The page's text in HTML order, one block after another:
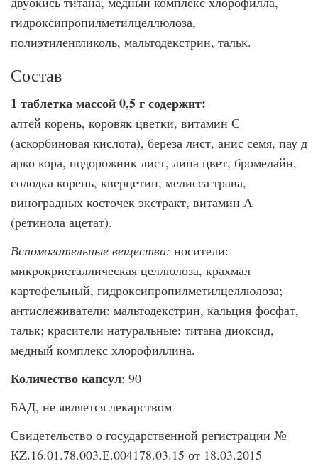
гидроксипропилметилцеллюлоза,
полиэтиленгликоль, мальтодекстрин, тальк.
Состав
1 таблетка массой 0,5 г содержит:
алтей корень, коровяк цветки, витамин С
(аскорбиновая кислота), береза лист, анис семя, пау д
арко кора, подорожник лист, липа цвет, бромелайн,
солодка корень, кверцетин, мелисса трава,
виноградных косточек экстракт, витамин А
(ретинола ацетат).
Вспомогательные вещества: носители:
микрокристаллическая целлюлоза, крахмал
картофельный, гидроксипропилметилцеллюлоза;
антислеживатели: мальтодекстрин, кальция фосфат,
тальк; красители натуральные: титана диоксид,
медный комплекс хлорофиллина.
Количество капсул: 90
БАД, не является лекарством
Свидетельство о государственной регистрации №
КZ.16.01.78.003.Е.004178.03.15 от 18.03.2015